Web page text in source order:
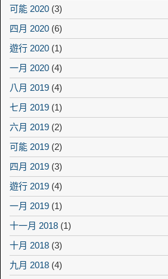
可能 2020 (3)
四月 2020 (6)
遊行 2020 (1)
一月 2020 (4)
八月 2019 (4)
七月 2019 (1)
六月 2019 (2)
可能 2019 (2)
四月 2019 (3)
遊行 2019 (4)
一月 2019 (1)
十一月 2018 (1)
十月 2018 (3)
九月 2018 (4)